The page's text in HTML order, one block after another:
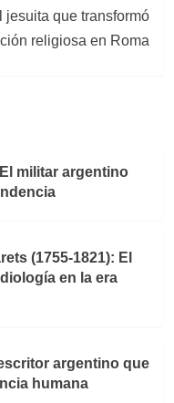
jesuita que transformó
religiosa en Roma
militar argentino
(1755-1821): El
en la era
argentino que
humana